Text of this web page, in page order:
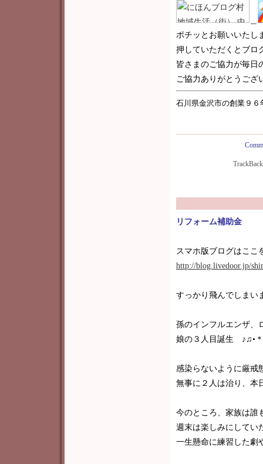
ポチッとお願いいたし
押していただくとブロ
皆さまのご協力が毎日
ご協力ありがとうござ
石川県金沢市の創業９
リフォーム補助金
スマホ版ブログはここ
http://blog.livedoor.jp/
すっかり飛んでしまい
孫のインフルエンザ、
娘の３人目誕生 ♪♫•＊
感染らないように厳戒
無事に２人は治り、本
今のところ、家族は誰
週末は楽しみにしてい
一生懸命に練習した劇